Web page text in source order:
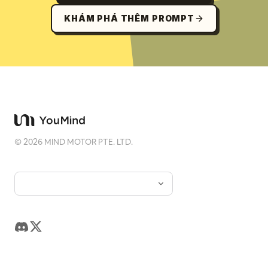
KHÁM PHÁ THÊM PROMPT
©2026 MIND MOTOR PTE. LTD.